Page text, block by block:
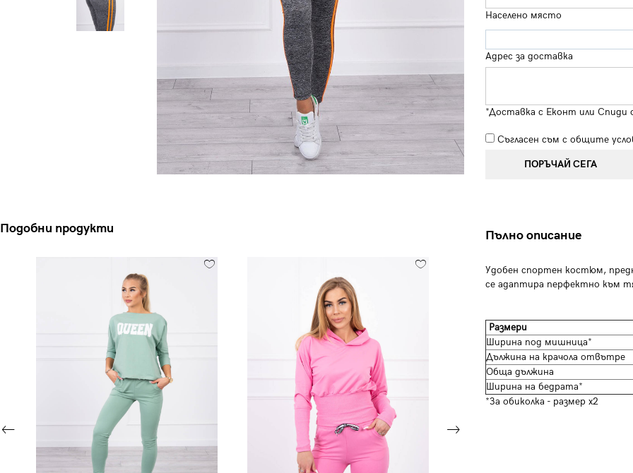
Населено място
Адрес за доставка
*Доставка с Еконт или
Съгласен съм с общите
ПОРЪЧАЙ СЕГА
Подобни продукти Пълно описание
Удобен спортен костюм,
се адаптира перфектно към
Размери
Ширина под мишница*
Дължина на крачола отвътре
Обща дължина
Ширина на бедрата*
*За обиколка - размер х2